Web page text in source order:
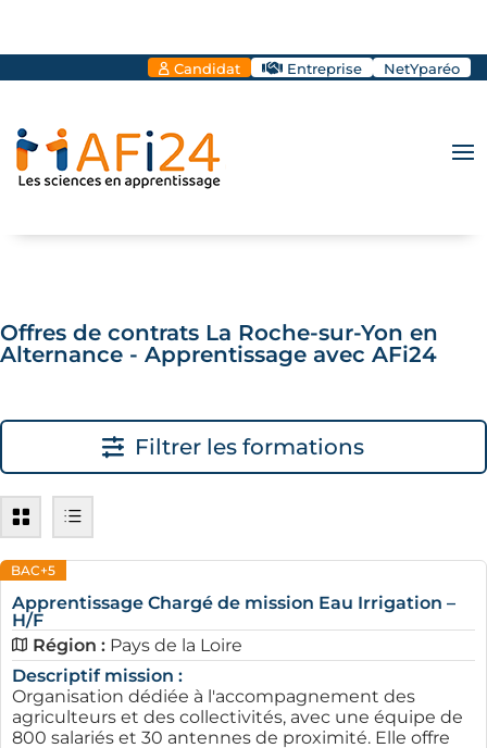
Candidat Entreprise NetYparéo
Offres de contrats La Roche-sur-Yon en
Alternance - Apprentissage avec AFi24
Filtrer les formations
BAC+5
Apprentissage Chargé de mission Eau Irrigation –
H/F
Région : Pays de la Loire
Descriptif mission :
Organisation dédiée à l'accompagnement des
agriculteurs et des collectivités, avec une équipe de
800 salariés et 30 antennes de proximité. Elle offre